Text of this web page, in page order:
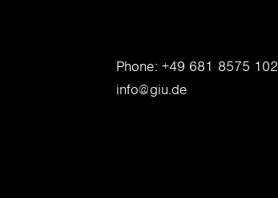
Phone: +49 681 8575 102
info@giu.de